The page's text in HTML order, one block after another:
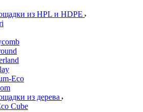
из HPL и HDPE
Eco
из дерева
Cube